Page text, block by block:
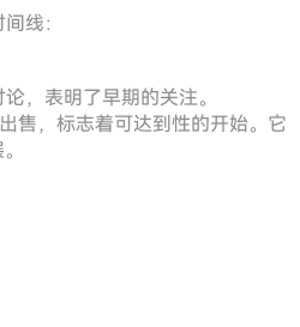
线：
，表明了早期的关注。
售，标志着可达到性的开始。它